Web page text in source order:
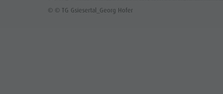
© © TG Gsiesertal_Georg Hofer